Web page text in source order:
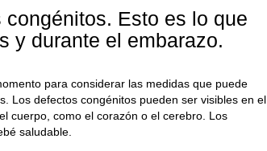
Esto es lo que
y durante el embarazo.
para considerar las medidas que puede
Los defectos congénitos pueden ser visibles en el
cuerpo, como el corazón o el cerebro. Los
saludable.